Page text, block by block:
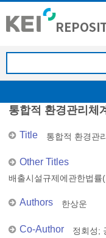
통합적 환경관리체
Title 통합적 환경관
Other Titles
배출시설규제에관한법률
Authors 한상운
Co-Author 정회성;